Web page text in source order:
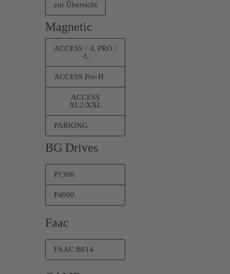
zur Übersicht
Magnetic
ACCESS / -L PRO /
-L
ACCESS Pro-H
ACCESS
XL2/XXL
PARKING
BG Drives
P1300
P4000
Faac
FAAC B614